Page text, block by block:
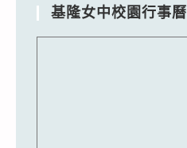
基隆女中校園行事曆